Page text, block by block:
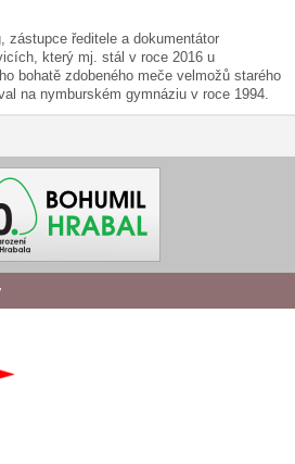
zástupce ředitele a dokumentátor
který mj. stál v roce 2016 u
bohatě zdobeného meče velmožů starého
na nymburském gymnáziu v roce 1994.